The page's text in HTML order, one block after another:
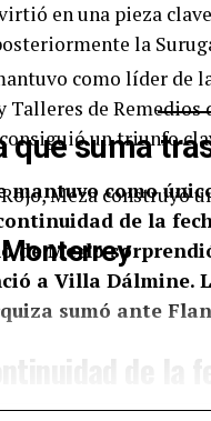
en una pieza
la
que suma
Meza construyó
como líder de
Talleres de
un triunfo
mantuvo como
de la
de Merlo
a Villa Dálmine.
sumó ante